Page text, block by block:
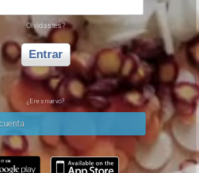
Olvidastes?
Entrar
¿Eres nuevo?